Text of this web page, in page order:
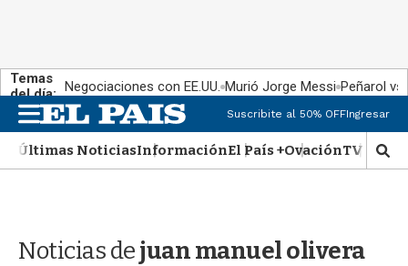
Temas
del día: Negociaciones con EE.UU. Murió Jorge Messi Peñarol
M
e
n
u
Suscribite al 50% OFFIngresar
Últimas NoticiasInformaciónEl País +OvaciónTV Show
M
o
Noticias dejuan manuel olivera